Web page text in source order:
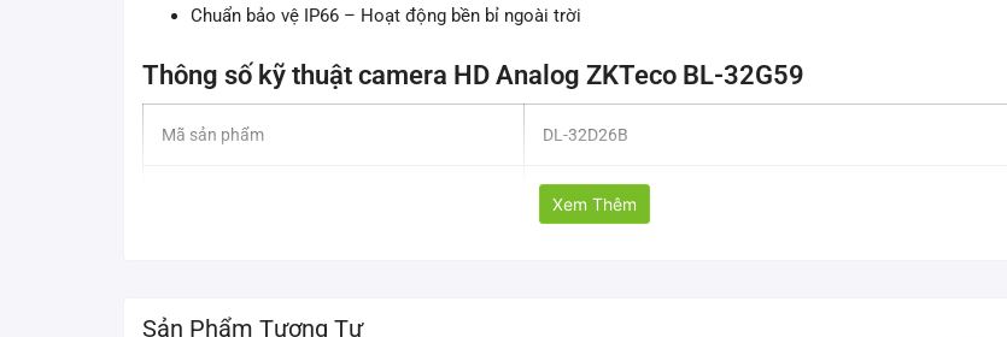
Chuẩn bảo vệ IP66 – Hoạt động bền bỉ ngoài trời
Thông số kỹ thuật camera HD Analog ZKTeco BL-32G59
Mã sản phẩm DL-32D26B
CMOS 1/4″
Độ chiếu sáng tối thiểu
Xem Thêm
Sản Phẩm Tương Tự